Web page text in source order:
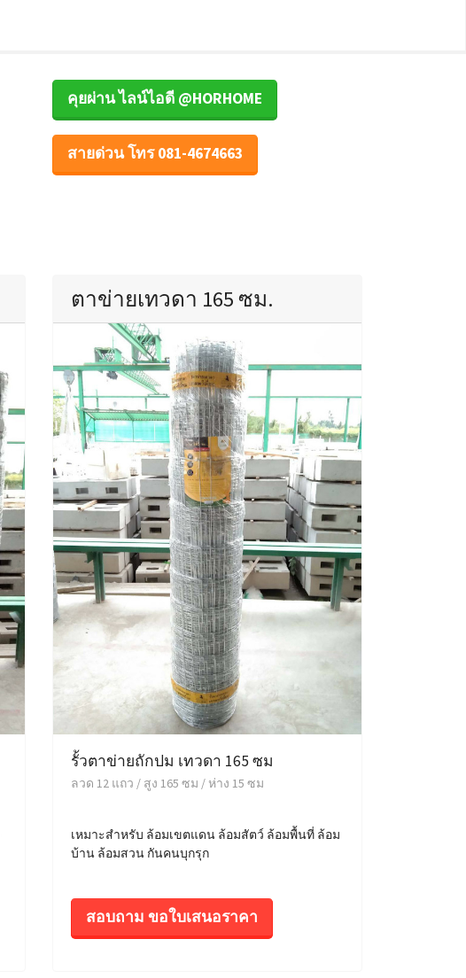
คุยผ่าน ไลน์ไอดี @HORHOME
สายด่วน โทร 081-4674663
ตาข่ายเทวดา 165 ซม.
รั้วตาข่ายถักปม เทวดา 165 ซม
ลวด 12 แถว / สูง 165 ซม / ห่าง 15 ซม
เหมาะสำหรับ ล้อมเขตแดน ล้อมสัตว์ ล้อมพื้นที่ ล้อม
บ้าน ล้อมสวน กันคนบุกรุก
สอบถาม ขอใบเสนอราคา